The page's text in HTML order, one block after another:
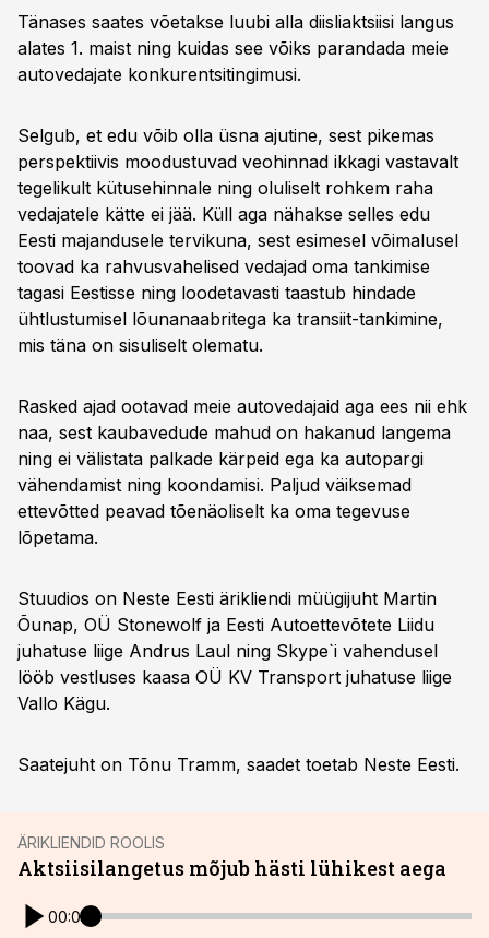
Tänases saates võetakse luubi alla diisliaktsiisi langus
alates 1. maist ning kuidas see võiks parandada meie
autovedajate konkurentsitingimusi.
Selgub, et edu võib olla üsna ajutine, sest pikemas
perspektiivis moodustuvad veohinnad ikkagi vastavalt
tegelikult kütusehinnale ning oluliselt rohkem raha
vedajatele kätte ei jää. Küll aga nähakse selles edu
Eesti majandusele tervikuna, sest esimesel võimalusel
toovad ka rahvusvahelised vedajad oma tankimise
tagasi Eestisse ning loodetavasti taastub hindade
ühtlustumisel lõunanaabritega ka transiit-tankimine,
mis täna on sisuliselt olematu.
Rasked ajad ootavad meie autovedajaid aga ees nii ehk
naa, sest kaubavedude mahud on hakanud langema
ning ei välistata palkade kärpeid ega ka autopargi
vähendamist ning koondamisi. Paljud väiksemad
ettevõtted peavad tõenäoliselt ka oma tegevuse
lõpetama.
Stuudios on Neste Eesti ärikliendi müügijuht Martin
Õunap, OÜ Stonewolf ja Eesti Autoettevõtete Liidu
juhatuse liige Andrus Laul ning Skype`i vahendusel
lööb vestluses kaasa OÜ KV Transport juhatuse liige
Vallo Kägu.
Saatejuht on Tõnu Tramm, saadet toetab Neste Eesti.
ÄRIKLIENDID ROOLIS
Aktsiisilangetus mõjub hästi lühikest aega
00:00